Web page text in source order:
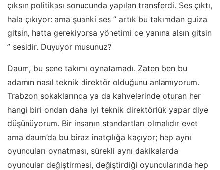
çıksın politikası sonucunda yapılan transferdi. Ses çıktı,
hala çıkıyor: ama şuanki ses ” artık bu takımdan guiza
gitsin, hatta gerekiyorsa yönetimi de yanına alsın gitsin
” sesidir. Duyuyor musunuz?
Daum, bu sene takımı oynatamadı. Zaten ben bu
adamın nasıl teknik direktör olduğunu anlamıyorum.
Trabzon sokaklarında ya da kahvelerinde oturan her
hangi biri ondan daha iyi teknik direktörlük yapar diye
düşünüyorum. Bir insanın standartları olmalıdır evet
ama daum’da bu biraz inatçılığa kaçıyor; hep aynı
oyuncuları oynatması, sürekli aynı dakikalarda
oyuncular değiştirmesi, değiştirdiği oyuncularında hep